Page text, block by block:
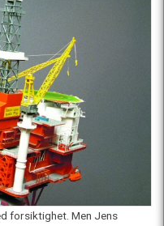
forsiktighet. Men Jens